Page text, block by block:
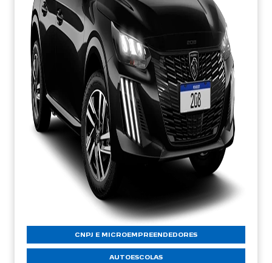
CNPJ E MICROEMPREENDEDORES
AUTOESCOLAS